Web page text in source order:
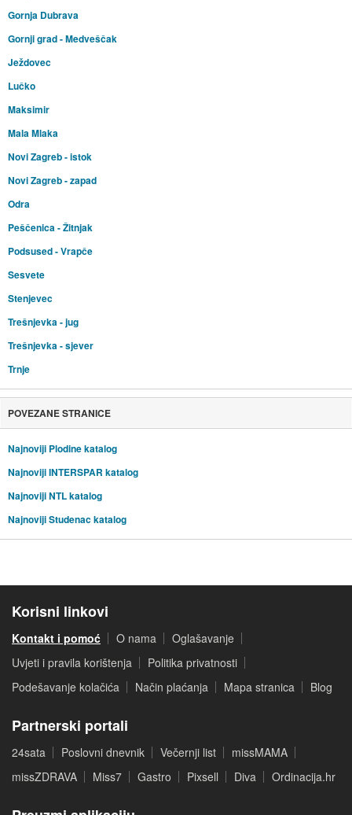
Gornja Dubrava
Gornji grad - Medveščak
Ježdovec
Lučko
Maksimir
Mala Mlaka
Novi Zagreb - istok
Novi Zagreb - zapad
Odra
Peščenica - Žitnjak
Podsused - Vrapče
Sesvete
Stenjevec
Trešnjevka - jug
Trešnjevka - sjever
Trnje
POVEZANE STRANICE
Najnoviji Plodine katalog
Najnoviji INTERSPAR katalog
Najnoviji NTL katalog
Najnoviji Studenac katalog
Korisni linkovi
Kontakt i pomoć O nama
Oglašavanje
Uvjeti i pravila korištenja
Politika privatnosti
Podešavanje kolačića
Način plaćanja Mapa stranica Blog
Partnerski portali
24sata Poslovni dnevnik Večernji list
missMAMA
missZDRAVA
Miss7 Gastro Pixsell Diva Ordinacija.hr